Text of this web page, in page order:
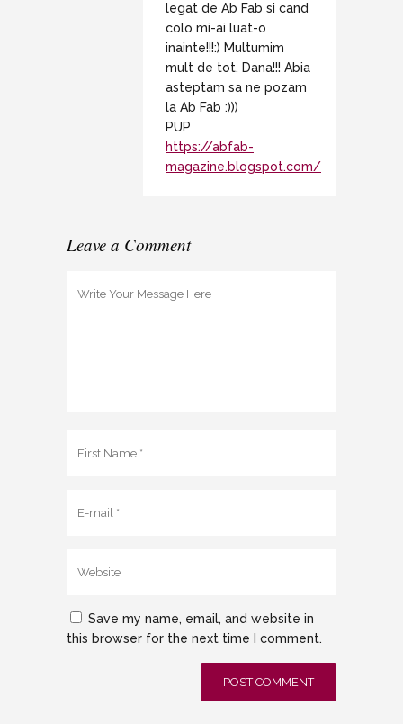
legat de Ab Fab si cand
colo mi-ai luat-o
inainte!!!:) Multumim
mult de tot, Dana!!! Abia
asteptam sa ne pozam
la Ab Fab :)))
PUP
https://abfab-
magazine.blogspot.com/
Leave a Comment
Save my name, email, and website in
this browser for the next time I comment.